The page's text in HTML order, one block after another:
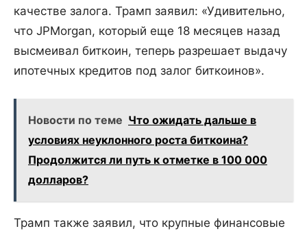
качестве залога. Трамп заявил: «Удивительно,
что JPMorgan, который еще 18 месяцев назад
высмеивал биткоин, теперь разрешает выдачу
ипотечных кредитов под залог биткоинов».
Новости по теме Что ожидать дальше в
условиях неуклонного роста биткоина?
Продолжится ли путь к отметке в 100 000
долларов?
Трамп также заявил, что крупные финансовые